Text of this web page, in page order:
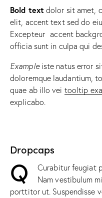
Bold text dolor sit amet,
elit, accent text sed do
Excepteur accent
officia sunt in culpa qui
Exampleiste natus error
doloremque laudantium,
quae ab illo vei tooltip
explicabo.
Dropcaps
Q
Curabitur feugiat
Nam vestibulum
porttitor ut. Suspendisse